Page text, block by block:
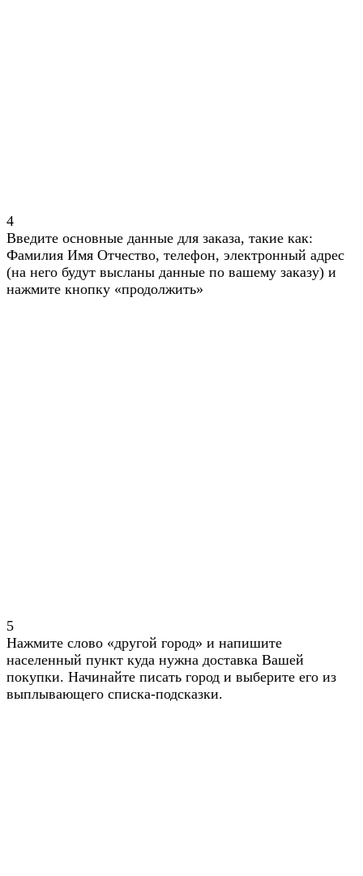
4
Введите основные данные для заказа, такие как:
Фамилия Имя Отчество, телефон, электронный адрес
(на него будут высланы данные по вашему заказу) и
нажмите кнопку «продолжить»
5
Нажмите слово «другой город» и напишите
населенный пункт куда нужна доставка Вашей
покупки. Начинайте писать город и выберите его из
выплывающего списка-подсказки.